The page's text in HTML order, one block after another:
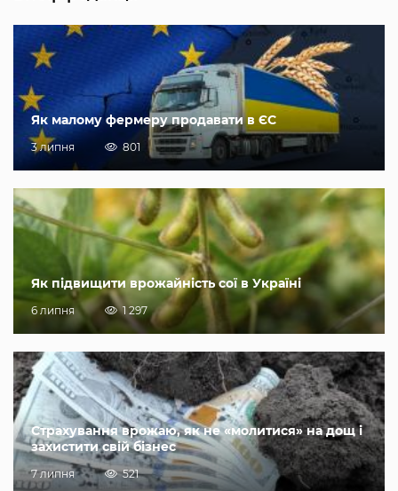
Як малому фермеру продавати в ЄС
3 липня 801
Як підвищити врожайність сої в Україні
6 липня 1 297
Страхування врожаю, як не «молитися» на дощ і
захистити свій бізнес
7 липня 521